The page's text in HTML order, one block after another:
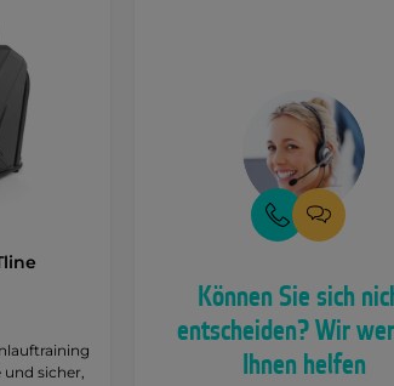
sicher,
Können Sie sich
entscheiden? Wir
Ihnen helfen